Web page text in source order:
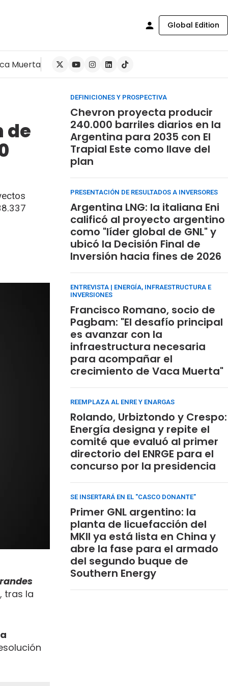
Global Edition
Muerta
de
tras la
DEFINICIONES Y PROSPECTIVA
Chevron proyecta producir
240.000 barriles diarios en la
Argentina para 2035 con El
Trapial Este como llave del
plan
PRESENTACIÓN DE RESULTADOS A INVERSORES
Argentina LNG: la italiana Eni
calificó al proyecto argentino
como "líder global de GNL" y
ubicó la Decisión Final de
Inversión hacia fines de 2026
ENTREVISTA | ENERGÍA, INFRAESTRUCTURA E
INVERSIONES
Francisco Romano, socio de
Pagbam: "El desafío principal
es avanzar con la
infraestructura necesaria
para acompañar el
crecimiento de Vaca Muerta"
REEMPLAZA AL ENRE Y ENARGAS
Rolando, Urbiztondo y Crespo:
Energía designa y repite el
comité que evaluó al primer
directorio del ENRGE para el
concurso por la presidencia
SE INSERTARÁ EN EL "CASCO DONANTE"
Primer GNL argentino: la
planta de licuefacción del
MKII ya está lista en China y
abre la fase para el armado
del segundo buque de
Southern Energy